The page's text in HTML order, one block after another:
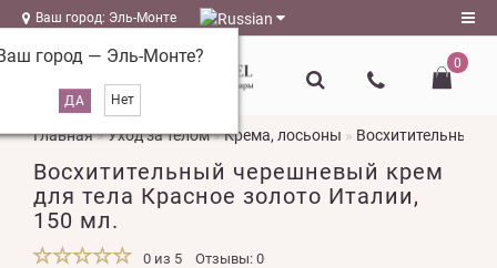
Ваш город: Эль-Монте
город — Эль-Монте?
Регистрация
Авторизация
magazin@l-
naturel.ru
0
Главная Уход за телом Крема, лосьоны Восхитительный
Восхитительный черешневый крем
для тела Красное золото Италии,
150 мл.
0 из 5 Отзывы: 0